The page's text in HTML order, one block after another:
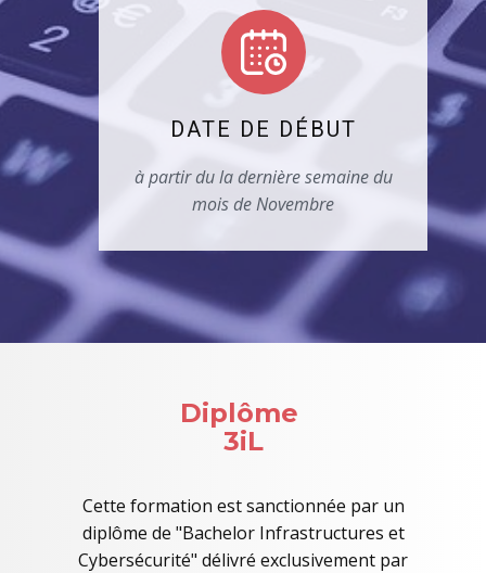
DATE DE DÉBUT
à partir du la dernière semaine du
mois de Novembre
Diplôme
3iL
Cette formation est sanctionnée par un
diplôme de "Bachelor Infrastructures et
Cybersécurité" délivré exclusivement par